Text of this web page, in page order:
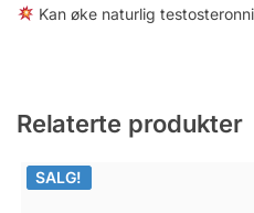
Kan øke naturlig
Relaterte produkter
SALG!
SALG!